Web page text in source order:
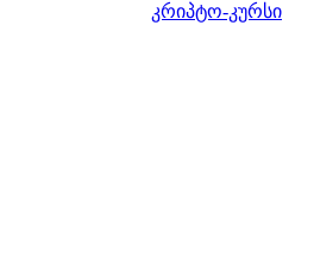
კრიპტო-კურსი